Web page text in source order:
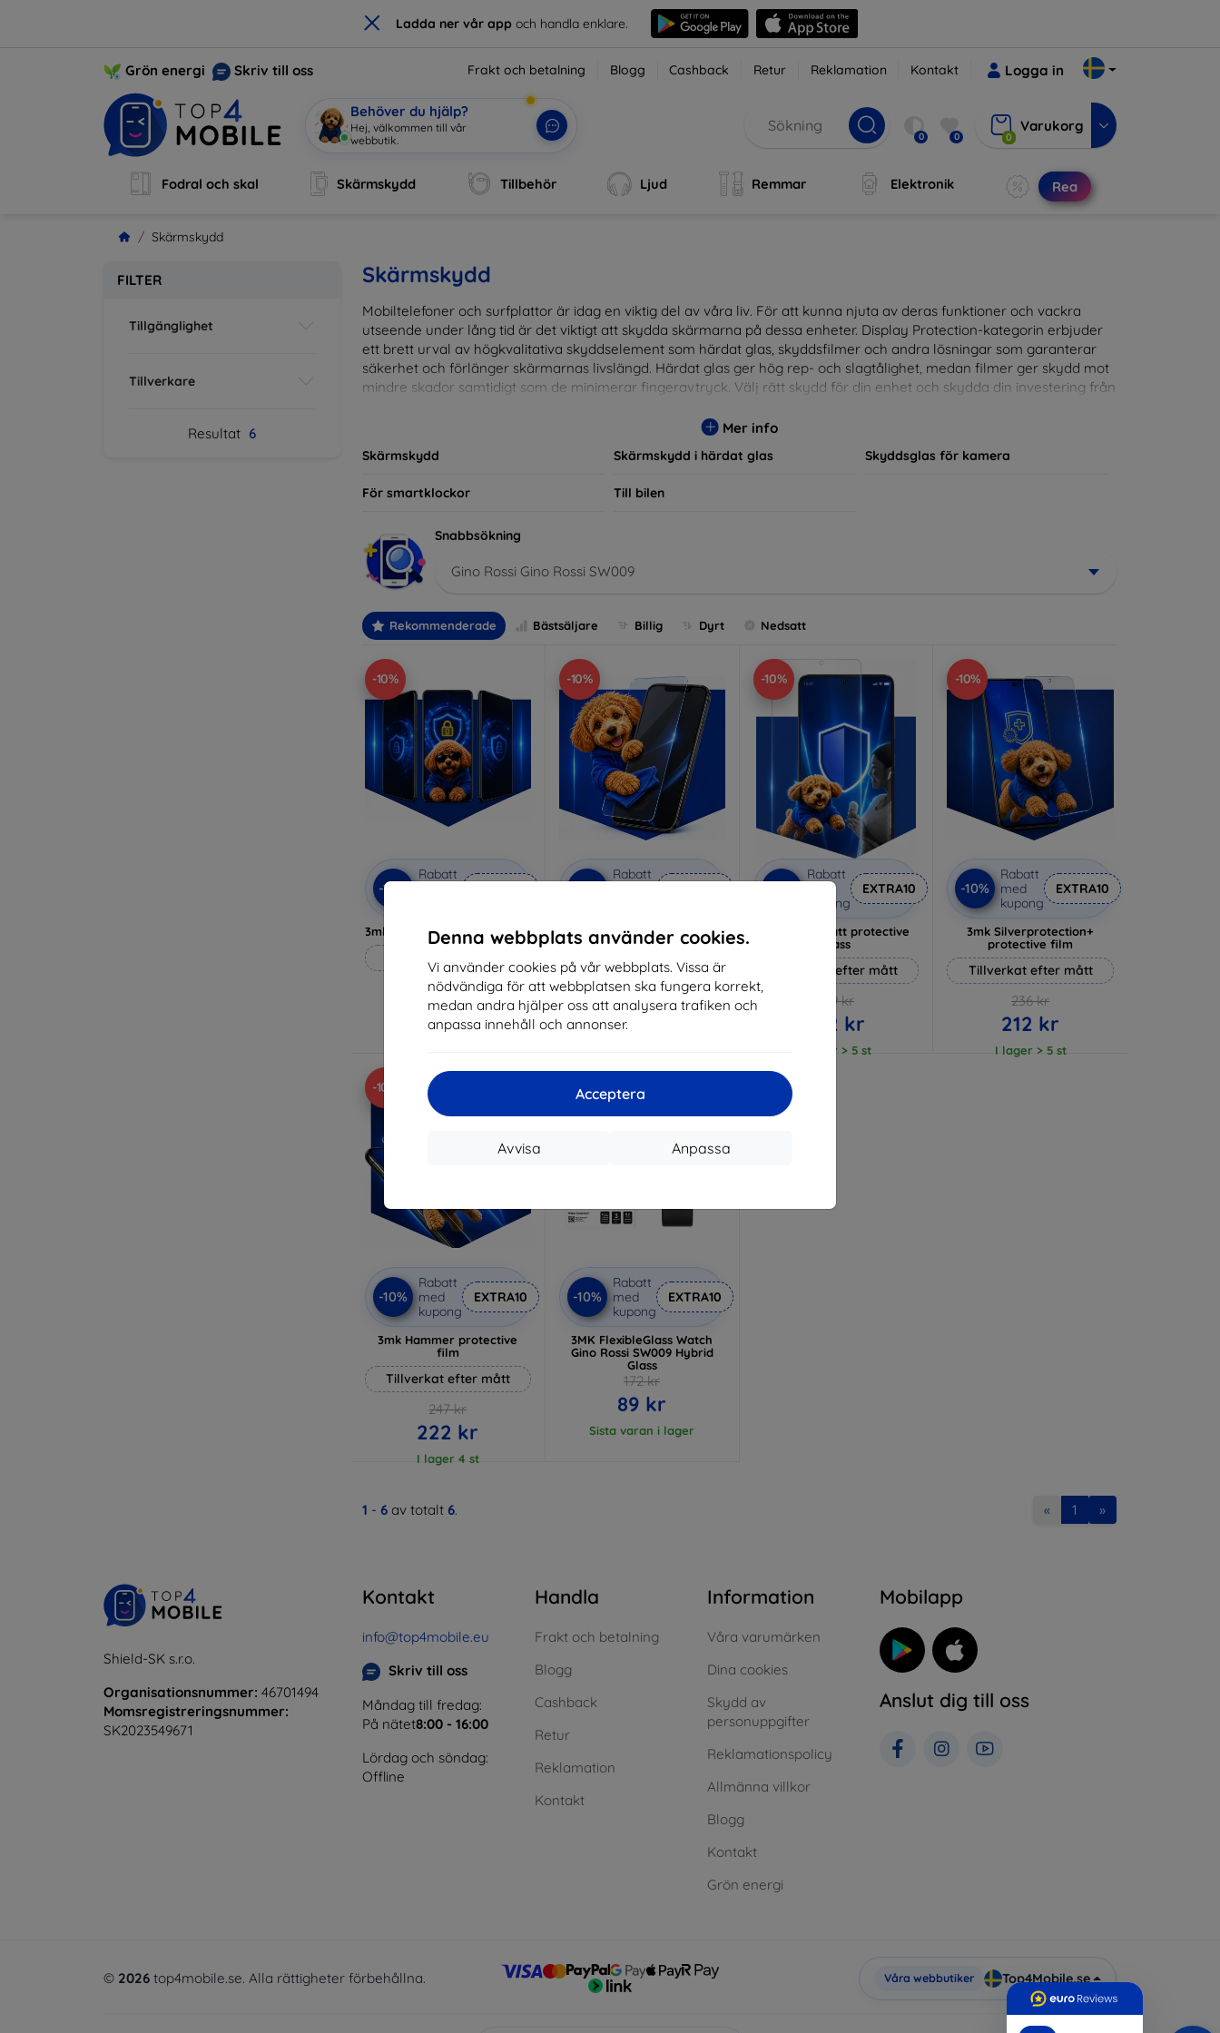
× Ladda ner vår app och handla enklare.
Denna webbplats använder cookies.
Vi använder cookies på vår webbplats. Vissa är
nödvändiga för att webbplatsen ska fungera korrekt,
medan andra hjälper oss att analysera trafiken och
anpassa innehåll och annonser.
Acceptera
Anpassa
Avvisa
Grön energi Skriv till oss Frakt och betalning Blogg Cashback Retur Reklamation Kontakt Logga in
Behöver du hjälp?
J| 0 0 0
Varukorg
Fodral och skal Skärmskydd Tillbehör Ljud Remmar Elektronik Rea
Skärmskydd
FILTER
Tillgänglighet
Tillverkare
Resultat 6
Skärmskydd
Mobiltelefoner och surfplattor är idag en viktig del av våra liv. För att kunna njuta av deras funktioner och vackra
utseende under lång tid är det viktigt att skydda skärmarna på dessa enheter. Display Protection-kategorin erbjuder
ett brett urval av högkvalitativa skyddselement som härdat glas, skyddsfilmer och andra lösningar som garanterar
säkerhet och förlänger skärmarnas livslängd. Härdat glas ger hög rep- och slagtålighet, medan filmer ger skydd mot
mindre skador samtidigt som de minimerar fingeravtryck. Välj rätt skydd för din enhet och skydda din investering från
modeller, vilket säkerställer att varje kund hittar det perfekta skyddet för sin enhet.
Mer info
Skärmskydd Skärmskydd i härdat glas Skyddsglas för kamera
För smartklockor Till bilen
Snabbsökning
Gino Rossi Gino Rossi SW009
Rekommenderade Bästsäljare Billig Dyrt Nedsatt
-10%
-10%
Rabatt
3mk Privacy protective glass
258 kr
232 kr
I lager 3 st
-10%
Rabatt
3mk Anti-Shock protective
glass
Tillverkat efter mått
214 kr
193 kr
-10%
Rabatt
kupong
EXTRA10
3mk Pure Matt protective
glass
Tillverkat efter mått
169 kr
152 kr
I lager > 5 st
-10%
-10%
Rabatt
med
kupong
EXTRA10
3mk Silverprotection+
protective film
Tillverkat efter mått
236 kr
212 kr
I lager > 5 st
-10%
-10%
Rabatt
med
kupong
EXTRA10
3mk Hammer protective
film
Tillverkat efter mått
247 kr
222 kr
I lager 4 st
-48%
-10%
Rabatt
med
kupong
EXTRA10
3MK FlexibleGlass Watch
Gino Rossi SW009 Hybrid
Glass
172 kr
89 kr
Sista varan i lager
1 - 6 av totalt 6. « 1 »
Shield-SK s.r.o.
Organisationsnummer: 46701494
Momsregistreringsnummer:
SK2023549671
Kontakt
info@top4mobile.eu
Skriv till oss
Måndag till fredag:
På nätet8:00 - 16:00
Lördag och söndag:
Offline
Handla
Frakt och betalning
Blogg
Cashback
Retur
Reklamation
Kontakt
Information
Våra varumärken
Dina cookies
Skydd av
personuppgifter
Reklamationspolicy
Allmänna villkor
Blogg
Kontakt
Grön energi
Mobilapp
Anslut dig till oss
© 2026 top4mobile.se. Alla rättigheter förbehållna. Våra webbutiker Top4Mobile.se